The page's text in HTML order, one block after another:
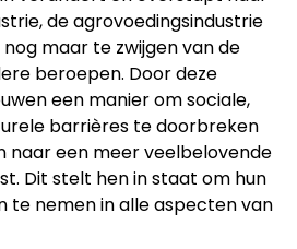
de agrovoedingsindustrie
maar te zwijgen van de
beroepen. Door deze
een manier om sociale,
barrières te doorbreken
naar een meer veelbelovende
Dit stelt hen in staat om hun
te nemen in alle aspecten van